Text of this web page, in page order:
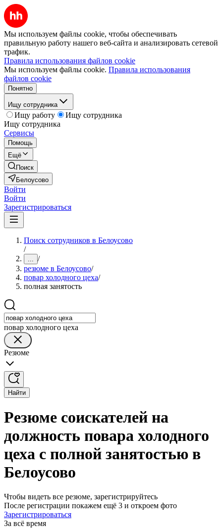
Мы используем файлы cookie, чтобы обеспечивать
правильную работу нашего веб-сайта и анализировать сетевой
трафик.
Правила использования файлов cookie
Мы используем файлы cookie. Правила использования
файлов cookie
Понятно
Ищу сотрудника
Ищу работу
Ищу сотрудника
Ищу сотрудника
Сервисы
Помощь
Ещё
Поиск
Белоусово
Войти
Войти
Зарегистрироваться
Поиск сотрудников в Белоусово
/
... /
резюме в Белоусово/
повар холодного цеха/
полная занятость
повар холодного цеха
Резюме
Найти
Резюме соискателей на
должность повара холодного
цеха с полной занятостью в
Белоусово
Чтобы видеть все резюме, зарегистрируйтесь
После регистрации покажем ещё 3 и откроем фото
Зарегистрироваться
За всё время